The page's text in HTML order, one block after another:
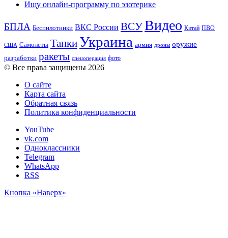
Ищу онлайн-программу по эзотерике
БПЛА Беспилотники ВКС России ВСУВидео Китай ПВО
США Самолеты Танки Украина армия дроны оружие
разработки ракеты спецоперация фото
© Все права защищены 2026
О сайте
Карта сайта
Обратная связь
Политика конфиденциальности
YouTube
vk.com
Одноклассники
Telegram
WhatsApp
RSS
Кнопка «Наверх»